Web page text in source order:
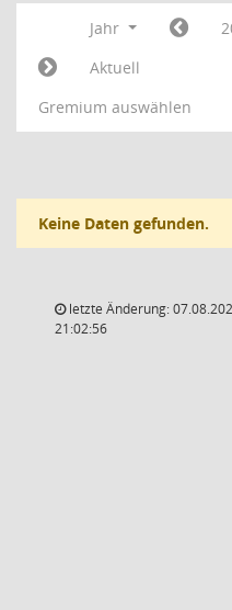
Jahr
Aktuell
Gremium auswählen
Keine Daten gefunden.
letzte Änderung:
21:02:56